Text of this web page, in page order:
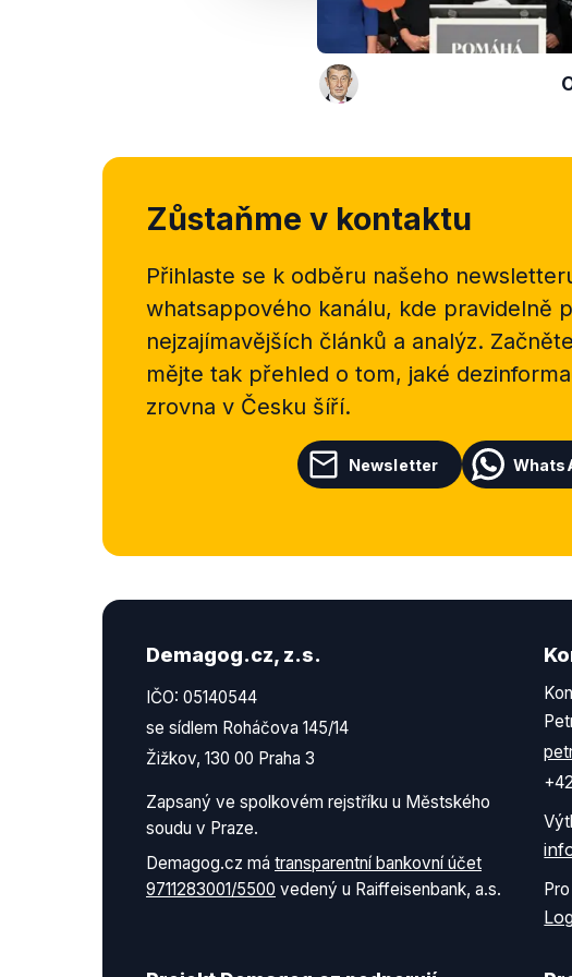
Zůstaňme v kontaktu
Přihlaste se k odběru našeho
whatsappového kanálu, kde pravidelně
nejzajímavějších článků a analýz.
mějte tak přehled o tom, jaké
zrovna v Česku šíří.
Newsletter
Demagog.cz, z.s.
IČO: 05140544
se sídlem Roháčova 145/14
Žižkov, 130 00 Praha 3
Zapsaný ve spolkovém rejstříku u Městského
soudu v Praze.
Demagog.cz má transparentní bankovní účet
9711283001/5500 vedený u Raiffeisenbank, a.s.